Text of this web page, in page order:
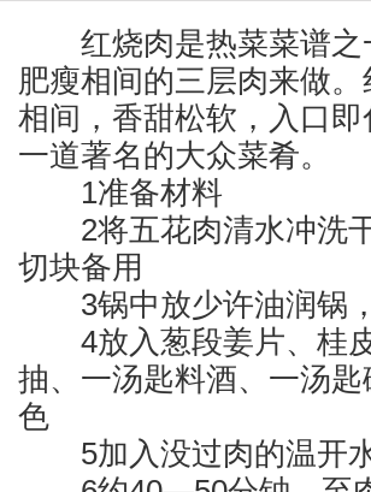
红烧肉是热菜菜谱之
肥瘦相间的三层肉来做
相间，香甜松软，入口
一道著名的大众菜肴。
1准备材料
2将五花肉清水冲洗干
切块备用
3锅中放少许油润锅，
4放入葱段姜片、桂皮
抽、一汤匙料酒、一汤
色
5加入没过肉的温开水